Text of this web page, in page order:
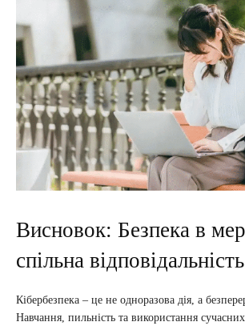
Висновок: Безпека в
спільна відповідальність
Кібербезпека – це не одноразова дія, а
Навчання, пильність та використання сучасних